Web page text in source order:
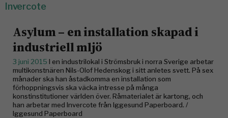
Invercote
Asylum – en installation skapad i
industriell mljö
3 juni 2015 I en industrilokal i Strömsbruk i norra Sverige arbetar
multikonstnären Nils-Olof Hedenskog i sitt anletes svett. På sex
månader ska han åstadkomma en installation som
förhoppningsvis ska väcka intresse på många
konstinstitutioner världen över. Råmaterialet är kartong, och
han arbetar med Invercote från Iggesund Paperboard. /
Iggesund Paperboard